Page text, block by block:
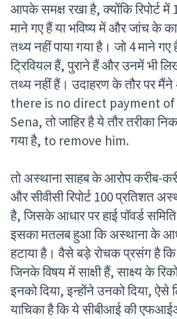
आपके समक्ष रखा है, क्योंकि रिपोर्ट में
माने गए हैं या भविष्य में और जांच के
तथ्य नहीं पाया गया है। जो 4 माने गए
ट्रिवियल हैं, पुराने हैं और उनमें भी
तथ्य नहीं हैं। उदाहरण के तौर पर मैंने
there is no direct payment
Sena, तो जाहिर है ये तौर तरीका
गया है, to remove him.
तो अस्थाना साहब के आरोप करीब-
और सीवीसी रिपोर्ट 100 प्रतिशत
है, जिसके आधार पर हाई पॉवर्ड
इसका मतलब हुआ कि अस्थाना के
हटाया है। वैसे बड़े रोचक प्रसंग है
जिनके विषय में साक्षी हैं, साक्ष्य के
इनको दिया, इन्होंने उनको दिया,
याचिका है कि ये सीबीआई की